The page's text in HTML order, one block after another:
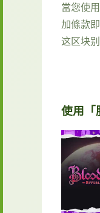
當您使
加條款
这区块别
使用「